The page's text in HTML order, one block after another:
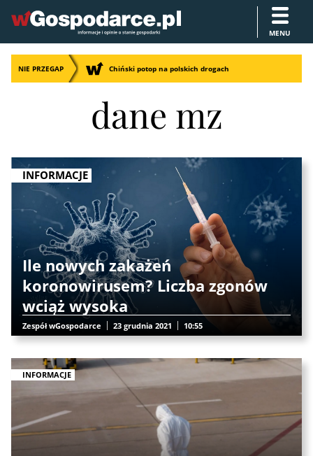
MENU
NIE PRZEGAP Chiński potop na polskich drogach
dane mz
INFORMACJE
Ile nowych zakażeń
koronowirusem? Liczba zgonów
wciąż wysoka
Zespół wGospodarce 23 grudnia 2021 10:55
INFORMACJE